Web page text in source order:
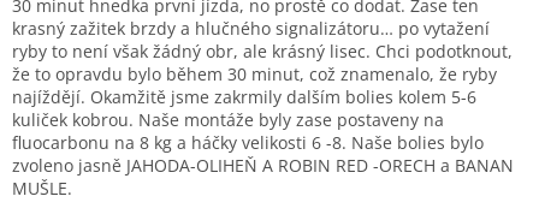
30 minut hnedka první jízda, no prostě co dodat. Zase ten
krasný zažitek brzdy a hlučného signalizátoru… po vytažení
ryby to není však žádný obr, ale krásný lisec. Chci podotknout,
že to opravdu bylo během 30 minut, což znamenalo, že ryby
najíždějí. Okamžitě jsme zakrmily dalším bolies kolem 5-6
kuliček kobrou. Naše montáže byly zase postaveny na
fluocarbonu na 8 kg a háčky velikosti 6 -8. Naše bolies bylo
zvoleno jasně JAHODA-OLIHEŇ A ROBIN RED -ORECH a BANAN
MUŠLE.